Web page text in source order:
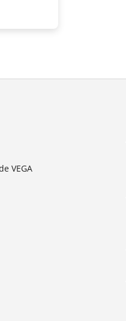
VEGA